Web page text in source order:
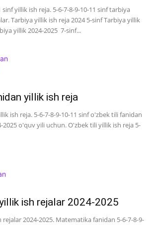
yillik ish reja. 5-6-7-8-9-10-11 sinf tarbiya
Tarbiya yillik ish reja 2024 5-sinf Tarbiya yillik
yillik 2024-2025 7-sinf...
yillik ish reja
ish reja. 5-6-7-8-9-10-11 sinf o'zbek tili fanidan
2025 o'quv yili uchun. O'zbek tili yillik ish reja 5-
ish rejalar 2024-2025
2024-2025. Matematika fanidan 5-6-7-8-9-